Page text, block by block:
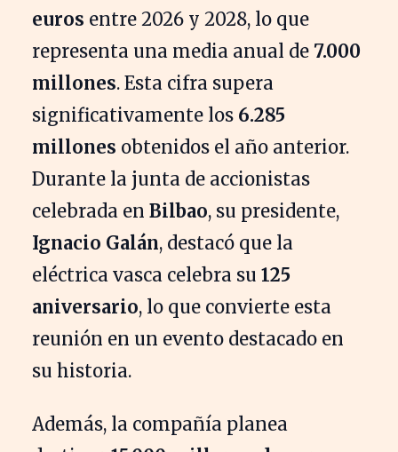
euros entre 2026 y 2028, lo que
representa una media anual de 7.000
millones. Esta cifra supera
significativamente los 6.285
millones obtenidos el año anterior.
Durante la junta de accionistas
celebrada en Bilbao, su presidente,
Ignacio Galán, destacó que la
eléctrica vasca celebra su 125
aniversario, lo que convierte esta
reunión en un evento destacado en
su historia.
Además, la compañía planea